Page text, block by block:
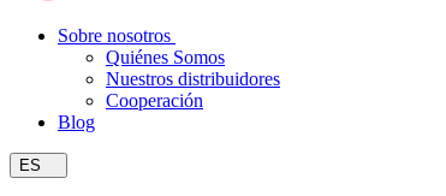
Sobre nosotros
Quiénes Somos
Nuestros distribuidores
Cooperación
Blog
ES